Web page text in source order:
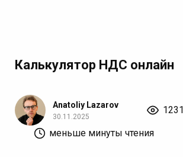
Калькулятор НДС онлайн
Anatoliy Lazarov
30.11.2025
1231
меньше минуты чтения